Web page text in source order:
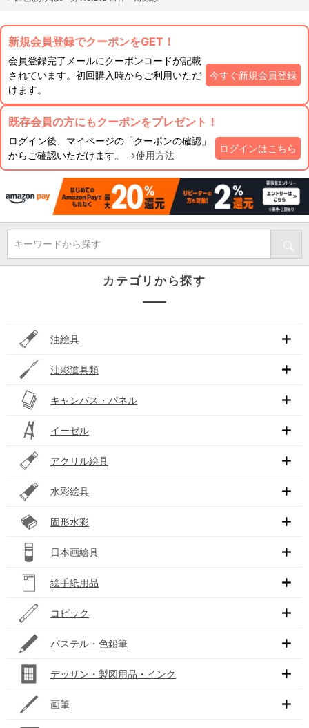
新規会員登録でクーポンをGET！
会員登録完了メールにクーポンコードが記載
されています。初回購入時からご利用いただ
けます。
今すぐ新規会員登録
既存会員の方にもクーポンをプレゼント！
ログイン後、マイページの「クーポンの確認」
からご確認いただけます。 →使用方法
ログインはこちら
キーワードから探す
カテゴリから探す
油絵具
油彩道具類
キャンバス・パネル
イーゼル
アクリル絵具
水彩絵具
固形水彩
日本画絵具
絵手紙用品
コピック
パステル・色鉛筆
デッサン・製図用品・インク
画筆